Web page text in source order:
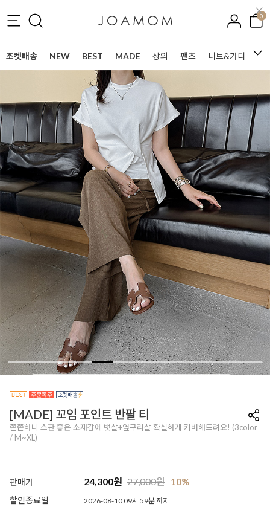
0
조켓배송 NEW BEST MADE 상의 팬츠 니트&가디건
[MADE] 꼬임 포인트 반팔 티
쫀쫀하니 스판 좋은 소재감에 뱃살+옆구리살 확실하게 커버해드려요! (3color
/ M~XL)
판매가 24,300원 27,000원 10%
할인종료일 2026-08-10 09시 59분 까지